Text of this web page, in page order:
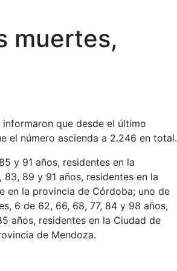
muertes,
que desde el último
el número ascienda a 2.246 en total.
y 91 años, residentes en la
83, 89 y 91 años, residentes en la
en la provincia de Córdoba; uno de
6 de 62, 66, 68, 77, 84 y 98 años,
años, residentes en la Ciudad de
de Mendoza.